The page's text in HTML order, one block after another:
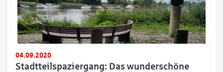
04.09.2020
Stadtteilspaziergang: Das wunderschöne